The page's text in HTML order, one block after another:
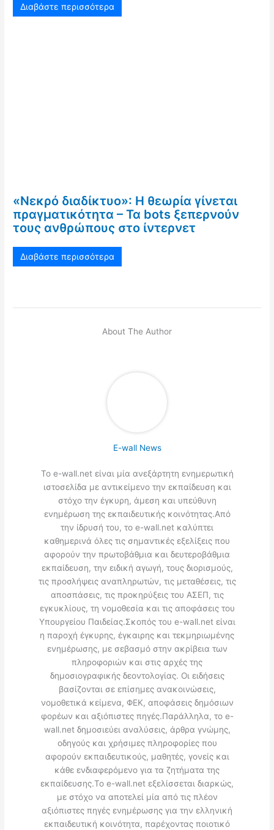
Διαβάστε περισσότερα
«Νεκρό διαδίκτυο»: Η θεωρία γίνεται
πραγματικότητα – Τα bots ξεπερνούν
τους ανθρώπους στο ίντερνετ
Διαβάστε περισσότερα
About The Author
E-wall News
Το e-wall.net είναι μία ανεξάρτητη ενημερωτική
ιστοσελίδα με αντικείμενο την εκπαίδευση και
στόχο την έγκυρη, άμεση και υπεύθυνη
ενημέρωση της εκπαιδευτικής κοινότητας.Από
την ίδρυσή του, το e-wall.net καλύπτει
καθημερινά όλες τις σημαντικές εξελίξεις που
αφορούν την πρωτοβάθμια και δευτεροβάθμια
εκπαίδευση, την ειδική αγωγή, τους διορισμούς,
τις προσλήψεις αναπληρωτών, τις μεταθέσεις, τις
αποσπάσεις, τις προκηρύξεις του ΑΣΕΠ, τις
εγκυκλίους, τη νομοθεσία και τις αποφάσεις του
Υπουργείου Παιδείας.Σκοπός του e-wall.net είναι
η παροχή έγκυρης, έγκαιρης και τεκμηριωμένης
ενημέρωσης, με σεβασμό στην ακρίβεια των
πληροφοριών και στις αρχές της
δημοσιογραφικής δεοντολογίας. Οι ειδήσεις
βασίζονται σε επίσημες ανακοινώσεις,
νομοθετικά κείμενα, ΦΕΚ, αποφάσεις δημόσιων
φορέων και αξιόπιστες πηγές.Παράλληλα, το e-
wall.net δημοσιεύει αναλύσεις, άρθρα γνώμης,
οδηγούς και χρήσιμες πληροφορίες που
αφορούν εκπαιδευτικούς, μαθητές, γονείς και
κάθε ενδιαφερόμενο για τα ζητήματα της
εκπαίδευσης.Το e-wall.net εξελίσσεται διαρκώς,
με στόχο να αποτελεί μία από τις πλέον
αξιόπιστες πηγές ενημέρωσης για την ελληνική
εκπαιδευτική κοινότητα, παρέχοντας ποιοτικό